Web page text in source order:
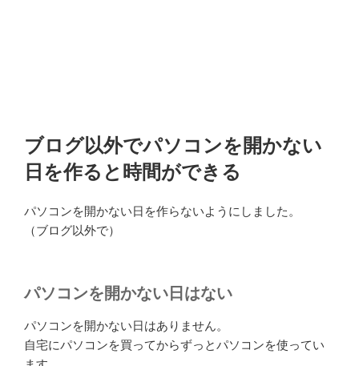
ブログ以外でパソコンを開かない
日を作ると時間ができる
パソコンを開かない日を作らないようにしました。
（ブログ以外で）
パソコンを開かない日はない
パソコンを開かない日はありません。
自宅にパソコンを買ってからずっとパソコンを使ってい